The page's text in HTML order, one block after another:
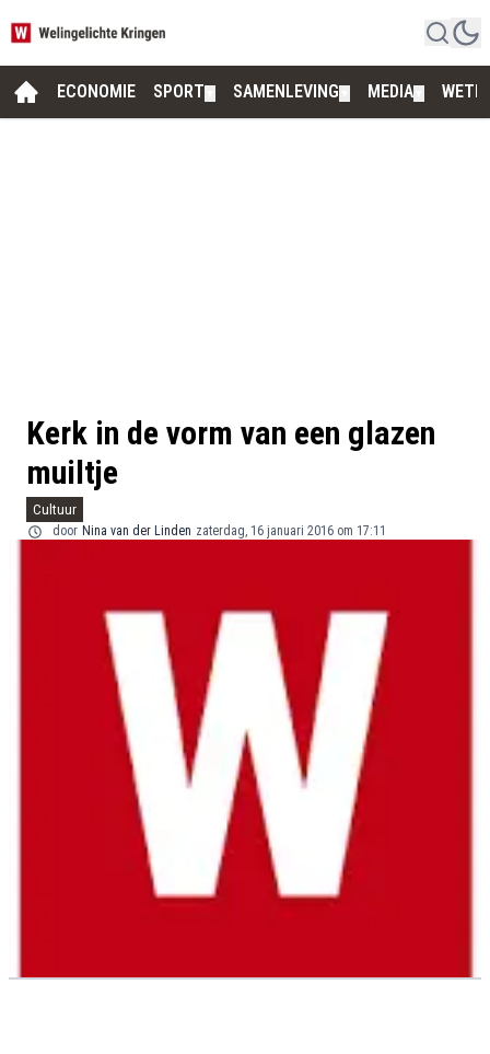
ECONOMIE SPORT SAMENLEVING MEDIA
Kerk in de vorm van een glazen
muiltje
Cultuur
door Nina van der Linden zaterdag, 16 januari 2016 om 17:11